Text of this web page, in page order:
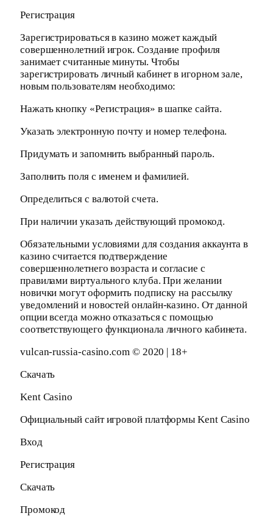
Регистрация
Зарегистрироваться в казино может каждый
совершеннолетний игрок. Создание профиля
занимает считанные минуты. Чтобы
зарегистрировать личный кабинет в игорном зале,
новым пользователям необходимо:
Нажать кнопку «Регистрация» в шапке сайта.
Указать электронную почту и номер телефона.
Придумать и запомнить выбранный пароль.
Заполнить поля с именем и фамилией.
Определиться с валютой счета.
При наличии указать действующий промокод.
Обязательными условиями для создания аккаунта в
казино считается подтверждение
совершеннолетнего возраста и согласие с
правилами виртуального клуба. При желании
новички могут оформить подписку на рассылку
уведомлений и новостей онлайн-казино. От данной
опции всегда можно отказаться с помощью
соответствующего функционала личного кабинета.
vulcan-russia-casino.com © 2020 | 18+
Скачать
Kent Casino
Официальный сайт игровой платформы Kent Casino
Вход
Регистрация
Скачать
Промокод